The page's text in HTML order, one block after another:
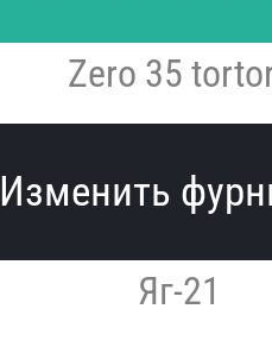
Zero 35
Изменить
Яг-21